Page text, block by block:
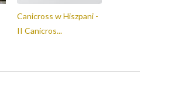
Canicross w Hiszpani -
II Canicros...